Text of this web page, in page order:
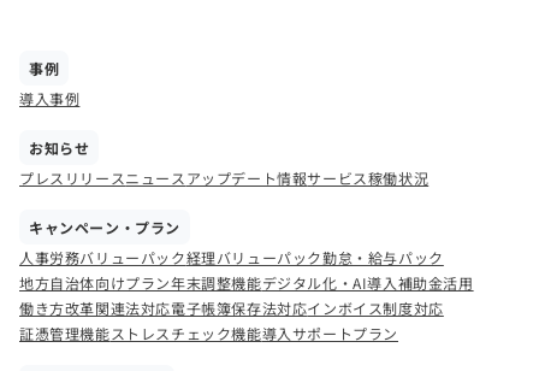
事例
導入事例
お知らせ
プレスリリースニュース アップデート情報サービス稼働状況
キャンペーン・プラン
人事労務バリューパック経理バリューパック勤怠・給与パック
地方自治体向けプラン年末調整機能デジタル化・AI導入補助金活用
働き方改革関連法対応電子帳簿保存法対応インボイス制度対応
証憑管理機能ストレスチェック機能導入サポートプラン